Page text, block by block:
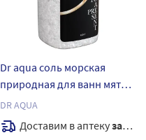
Dr aqua соль морская
природная для ванн мята
700 гр
DR AQUA
Доставим в аптекузавтра